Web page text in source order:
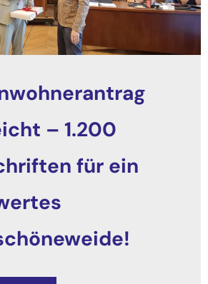
– 1.200
für ein